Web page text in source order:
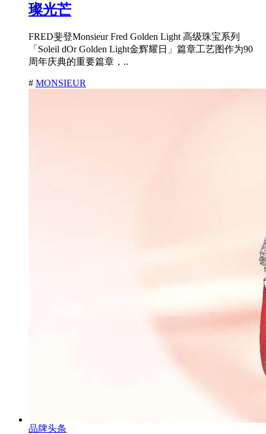
璨光芒
FRED斐登Monsieur Fred Golden Light 高级珠宝系列
「Soleil dOr Golden Light金辉耀日」篇章工艺图作为90
周年庆典的重要篇章，..
# MONSIEUR
品牌头条